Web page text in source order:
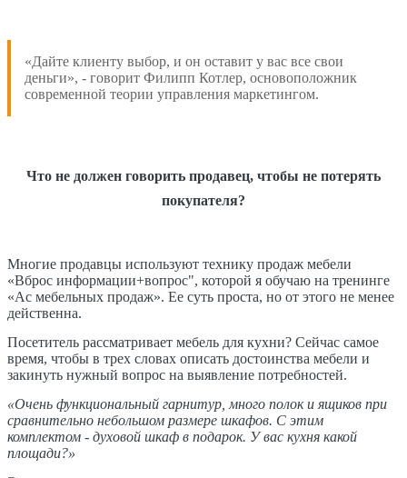
«Дайте клиенту выбор, и он оставит у вас все свои
деньги», - говорит Филипп Котлер, основоположник
современной теории управления маркетингом.
Что не должен говорить продавец, чтобы не потерять
покупателя?
Многие продавцы используют технику продаж мебели
«Вброс информации+вопрос", которой я обучаю на тренинге
«Ас мебельных продаж». Ее суть проста, но от этого не менее
действенна.
Посетитель рассматривает мебель для кухни? Сейчас самое
время, чтобы в трех словах описать достоинства мебели и
закинуть нужный вопрос на выявление потребностей.
«Очень функциональный гарнитур, много полок и ящиков при
сравнительно небольшом размере шкафов. С этим
комплектом - духовой шкаф в подарок. У вас кухня какой
площади?»